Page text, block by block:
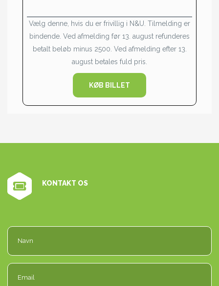
Vælg denne, hvis du er frivillig i N&U. Tilmelding er
bindende. Ved afmelding før 13. august refunderes
betalt beløb minus 2500. Ved afmelding efter 13.
august betales fuld pris.
KØB BILLET
KONTAKT OS